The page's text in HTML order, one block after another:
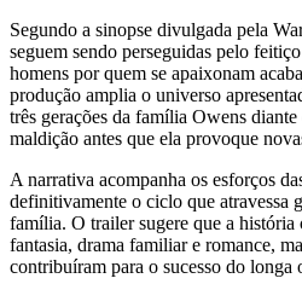
Segundo a sinopse divulgada pela
seguem sendo perseguidas pelo
homens por quem se apaixonam
produção amplia o universo
três gerações da família Owens diante
maldição antes que ela provoque
A narrativa acompanha os esforços
definitivamente o ciclo que atravessa
família. O trailer sugere que a história
fantasia, drama familiar e romance,
contribuíram para o sucesso do longa